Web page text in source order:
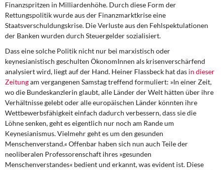
Finanzspritzen in Milliardenhöhe. Durch diese Form der
Rettungspolitik wurde aus der Finanzmarktkrise eine
Staatsverschuldungskrise. Die Verluste aus den Fehlspektulationen
der Banken wurden durch Steuergelder sozialisiert.
Dass eine solche Politik nicht nur bei marxistisch oder
keynesianistisch geschulten ÖkonomInnen als krisenverschärfend
analysiert wird, liegt auf der Hand. Heiner Flassbeck hat das in dieser
Zeitungam vergangenen Samstag treffend formuliert: »In einer Zeit,
wo die Bundeskanzlerin glaubt, alle Länder der Welt hätten über ihre
Verhältnisse gelebt oder alle europäischen Länder könnten ihre
Wettbewerbsfähigkeit einfach dadurch verbessern, dass sie die
Löhne senken, geht es eigentlich nur noch am Rande um
Keynesianismus. Vielmehr geht es um den gesunden
Menschenverstand.« Offenbar haben sich nun auch Teile der
neoliberalen Professorenschaft ihres »gesunden
Menschenverstandes« bedient und erkannt, was evident ist. Diese